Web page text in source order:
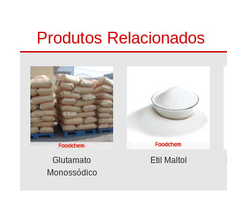
Produtos Relacionados
Glutamato
Monossódico
Etil Maltol